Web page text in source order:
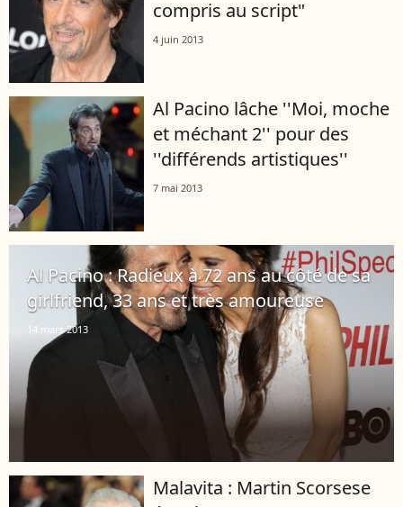
compris au script"
4 juin 2013
Al Pacino lâche ''Moi, moche
et méchant 2'' pour des
''différends artistiques''
7 mai 2013
Al Pacino : Radieux à 72 ans au côté de sa
girlfriend, 33 ans et très amoureuse
14 mars 2013
Malavita : Martin Scorsese